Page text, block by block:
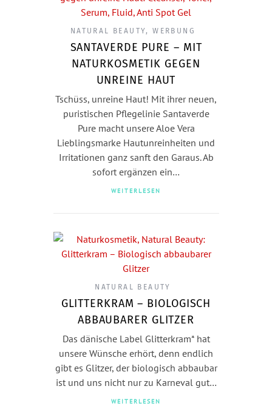
NATURAL BEAUTY,WERBUNG
SANTAVERDE PURE – MIT
NATURKOSMETIK GEGEN
UNREINE HAUT
Tschüss, unreine Haut! Mit ihrer neuen,
puristischen Pflegelinie Santaverde
Pure macht unsere Aloe Vera
Lieblingsmarke Hautunreinheiten und
Irritationen ganz sanft den Garaus. Ab
sofort ergänzen ein…
WEITERLESEN
NATURAL BEAUTY
GLITTERKRAM – BIOLOGISCH
ABBAUBARER GLITZER
Das dänische Label Glitterkram* hat
unsere Wünsche erhört, denn endlich
gibt es Glitzer, der biologisch abbaubar
ist und uns nicht nur zu Karneval gut…
WEITERLESEN